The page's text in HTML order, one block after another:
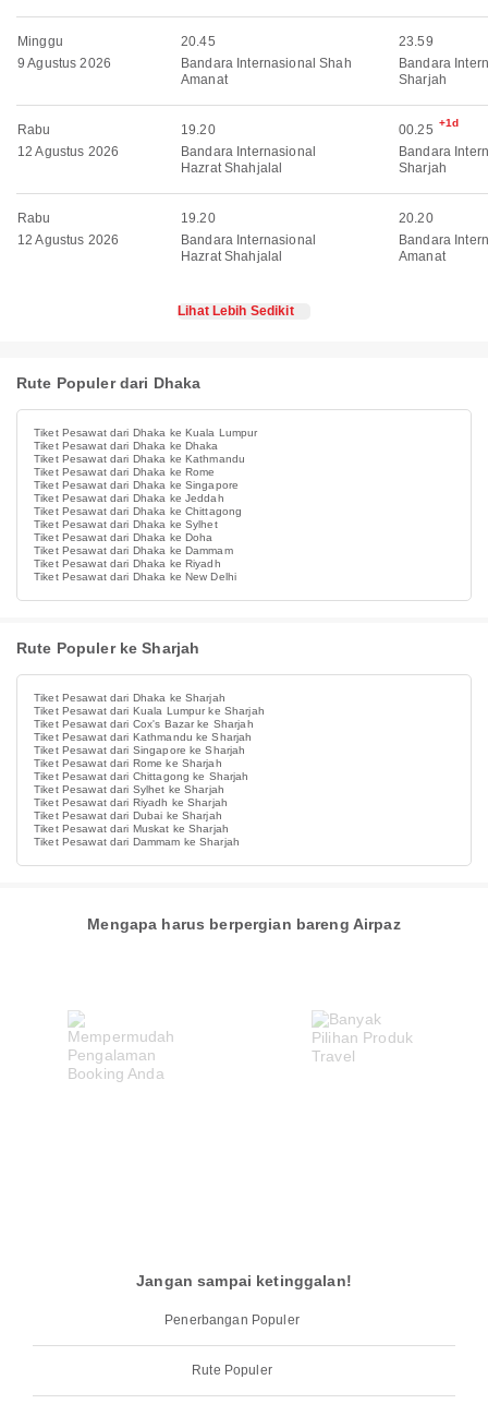
Minggu
9 Agustus 2026
20.45
Bandara Internasional Shah
Amanat
23.59
Bandara
Sharjah
Rabu
12 Agustus 2026
19.20
Bandara Internasional
Hazrat Shahjalal
00.25 +1d
Bandara
Sharjah
Rabu
12 Agustus 2026
19.20
Bandara Internasional
Hazrat Shahjalal
20.20
Bandara
Amanat
Lihat Lebih Sedikit
Rute Populer dari Dhaka
Tiket Pesawat dari Dhaka ke Kuala Lumpur
Tiket Pesawat dari Dhaka ke Dhaka
Tiket Pesawat dari Dhaka ke Kathmandu
Tiket Pesawat dari Dhaka ke Rome
Tiket Pesawat dari Dhaka ke Singapore
Tiket Pesawat dari Dhaka ke Jeddah
Tiket Pesawat dari Dhaka ke Chittagong
Tiket Pesawat dari Dhaka ke Sylhet
Tiket Pesawat dari Dhaka ke Doha
Tiket Pesawat dari Dhaka ke Dammam
Tiket Pesawat dari Dhaka ke Riyadh
Tiket Pesawat dari Dhaka ke New Delhi
Rute Populer ke Sharjah
Tiket Pesawat dari Dhaka ke Sharjah
Tiket Pesawat dari Kuala Lumpur ke Sharjah
Tiket Pesawat dari Cox's Bazar ke Sharjah
Tiket Pesawat dari Kathmandu ke Sharjah
Tiket Pesawat dari Singapore ke Sharjah
Tiket Pesawat dari Rome ke Sharjah
Tiket Pesawat dari Chittagong ke Sharjah
Tiket Pesawat dari Sylhet ke Sharjah
Tiket Pesawat dari Riyadh ke Sharjah
Tiket Pesawat dari Dubai ke Sharjah
Tiket Pesawat dari Muskat ke Sharjah
Tiket Pesawat dari Dammam ke Sharjah
Mengapa harus berpergian bareng Airpaz
Jangan sampai ketinggalan!
Penerbangan Populer
Rute Populer